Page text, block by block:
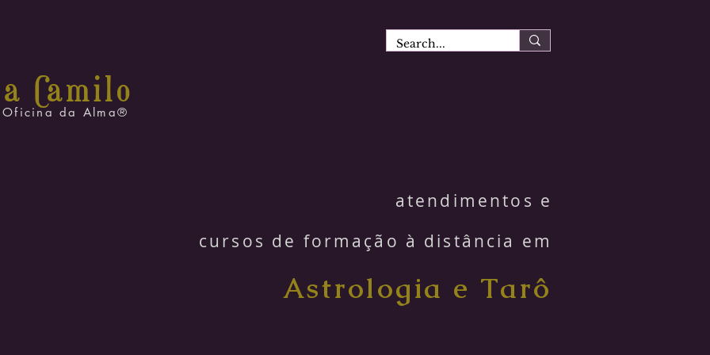
Camilo
Oficina da Alma®
atendimentos e
cursos de formação à distância em
Astrologia e Tarô